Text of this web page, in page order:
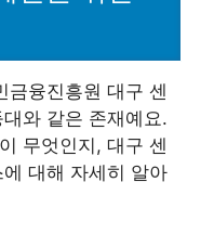
금융진흥원 대구 센
와 같은 존재예요.
무엇인지, 대구 센
대해 자세히 알아